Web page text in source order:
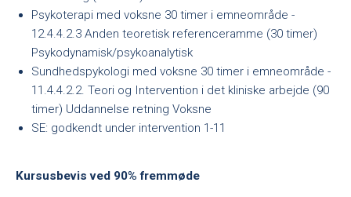
Psykoterapi med voksne 30 timer i emneområde -
12.4.4.2.3 Anden teoretisk referenceramme (30 timer)
Psykodynamisk/psykoanalytisk
Sundhedspykologi med voksne 30 timer i emneområde -
11.4.4.2.2. Teori og Intervention i det kliniske arbejde (90
timer) Uddannelse retning Voksne
SE: godkendt under intervention 1-11
Kursusbevis ved 90% fremmøde